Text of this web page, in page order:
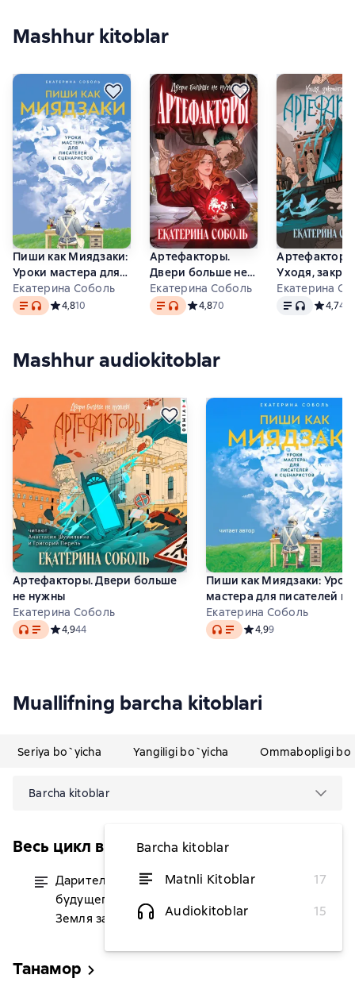
Mashhur kitoblar
Пиши как Миядзаки:
Уроки мастера для
писателей и
сценаристов
Екатерина Соболь
Matn, audio format mavjud
Средний рейтинг 4,8 на основе 10 оценок
4,810
Артефакторы.
Двери больше не
нужны
Екатерина Соболь
Matn, audio format mavjud
Средний рейтинг 4,8 на основе 70
4,870
Уходя,
двери
Екатерина
Matn, audio4,742
Mashhur audiokitoblar
Артефакторы. Двери больше
не нужны
Екатерина Соболь
Audio Средний рейтинг 4,9 на основе 44 оценок
4,944
Пиши как Миядзаки:
мастера для писателей и
сценаристов
Екатерина Соболь
Audio Средний рейтинг 4,9
4,99
Muallifning barcha kitoblari
Seriya bo`yicha Yangiligi bo`yicha Ommabopligi
Barcha kitoblar
Barcha kitoblar
Matnli Kitoblar
17
Audiokitoblar
15
Весь цикл в одном томе
Дарители: Дар огня. Короли
будущего. Игра мудрецов.
Земля забытых. Сердце бури
dan 146 739,13 soʻm
Танамор